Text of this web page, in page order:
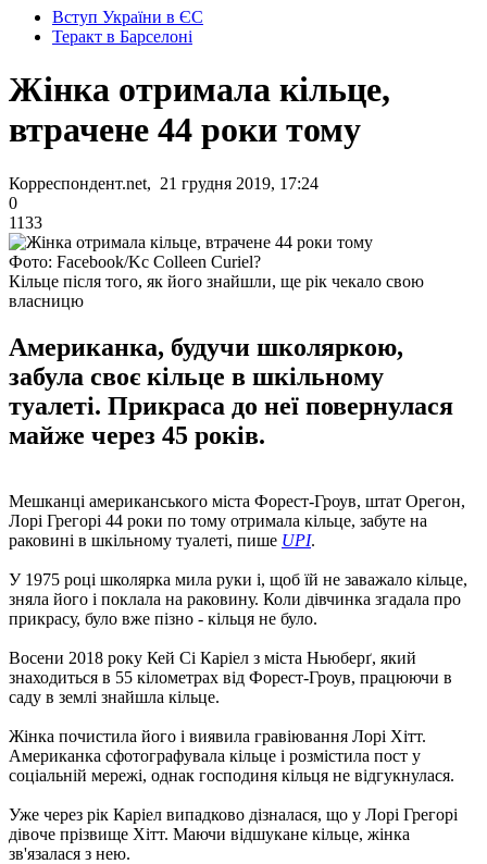
Вступ України в ЄС
Теракт в Барселоні
Жінка отримала кільце,
втрачене 44 роки тому
Корреспондент.net, 21 грудня 2019, 17:24
0
1133
Фото: Facebook/Kc Colleen Curiel?
Кільце після того, як його знайшли, ще рік чекало свою
власницю
Американка, будучи школяркою,
забула своє кільце в шкільному
туалеті. Прикраса до неї повернулася
майже через 45 років.
Мешканці американського міста Форест-Гроув, штат Орегон,
Лорі Грегорі 44 роки по тому отримала кільце, забуте на
раковині в шкільному туалеті, пише UPI.
У 1975 році школярка мила руки і, щоб їй не заважало кільце,
зняла його і поклала на раковину. Коли дівчинка згадала про
прикрасу, було вже пізно - кільця не було.
Восени 2018 року Кей Сі Каріел з міста Ньюберґ, який
знаходиться в 55 кілометрах від Форест-Гроув, працюючи в
саду в землі знайшла кільце.
Жінка почистила його і виявила гравіювання Лорі Хітт.
Американка сфотографувала кільце і розмістила пост у
соціальній мережі, однак господиня кільця не відгукнулася.
Уже через рік Каріел випадково дізналася, що у Лорі Грегорі
дівоче прізвище Хітт. Маючи відшукане кільце, жінка
зв'язалася з нею.